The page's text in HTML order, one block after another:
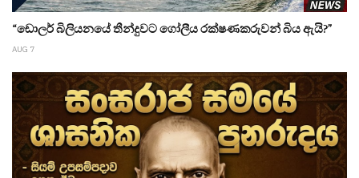
“ඩොලර් බිලියනයේ තීන්දුවට ගෝලීය රක්ෂණකරුවන් බිය ඇයි?”
AUG 7